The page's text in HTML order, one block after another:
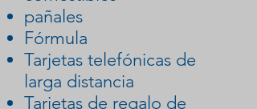
pañales
Fórmula
Tarjetas telefónicas de
larga distancia
Tarjetas de regalo de